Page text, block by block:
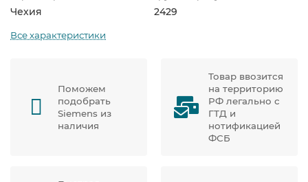
Чехия 2429
Все характеристики
Поможем
подобрать
Siemens из
наличия
Товар ввозится
на территорию
РФ легально с
ГТД и
нотификацией
ФСБ